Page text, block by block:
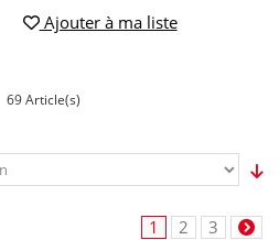
Ajouter à ma liste
69 Article(s)
1 2 3